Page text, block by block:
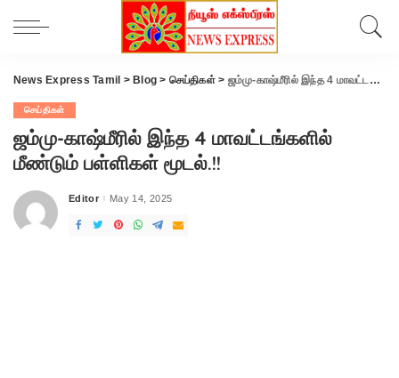
News Express Tamil > Blog > செய்திகள்> ஜம்மு-காஷ்மீரில் இந்த 4 மாவட்டங்களில் மீண்டும் பள்ளிகள் மூடல்.!!
செய்திகள்
ஜம்மு-காஷ்மீரில் இந்த 4 மாவட்டங்களில்
மீண்டும் பள்ளிகள் மூடல்.!!
Posted
Editor May 14, 2025